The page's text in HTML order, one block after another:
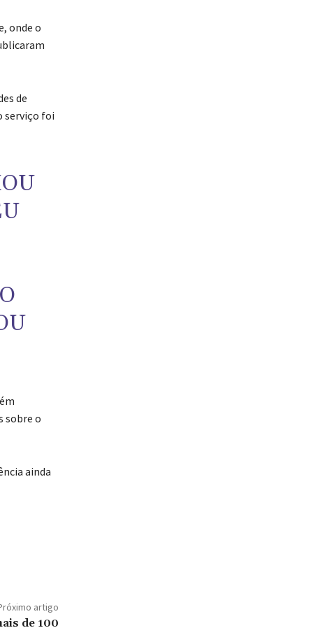
onde o
de
serviço foi
sobre o
ainda
artigo
de 100